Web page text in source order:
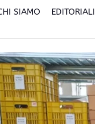
SIAMO EDITORIALI